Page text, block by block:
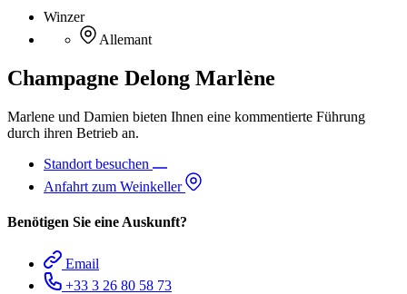
Winzer
Allemant
Champagne Delong Marlène
Marlene und Damien bieten Ihnen eine kommentierte Führung
durch ihren Betrieb an.
Standort besuchen
Anfahrt zum Weinkeller
Benötigen Sie eine Auskunft?
Email
+33 3 26 80 58 73